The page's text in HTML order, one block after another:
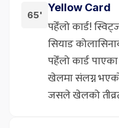
65'
Yellow Card
पहेँलो कार्ड!
सियाड
पहेँलो कार्ड
खेलमा संलग्न
जसले खेलको